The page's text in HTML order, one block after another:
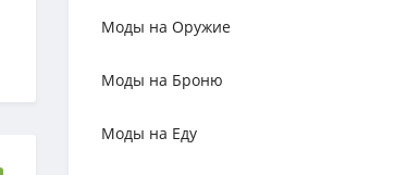
Моды на Оружие
Моды на Броню
Моды на Еду